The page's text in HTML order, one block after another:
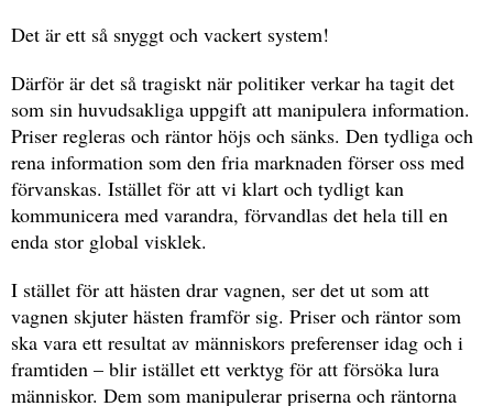
Det är ett så snyggt och vackert system!
Därför är det så tragiskt när politiker verkar ha tagit det
som sin huvudsakliga uppgift att manipulera information.
Priser regleras och räntor höjs och sänks. Den tydliga och
rena information som den fria marknaden förser oss med
förvanskas. Istället för att vi klart och tydligt kan
kommunicera med varandra, förvandlas det hela till en
enda stor global visklek.
I stället för att hästen drar vagnen, ser det ut som att
vagnen skjuter hästen framför sig. Priser och räntor som
ska vara ett resultat av människors preferenser idag och i
framtiden – blir istället ett verktyg för att försöka lura
människor. Dem som manipulerar priserna och räntorna